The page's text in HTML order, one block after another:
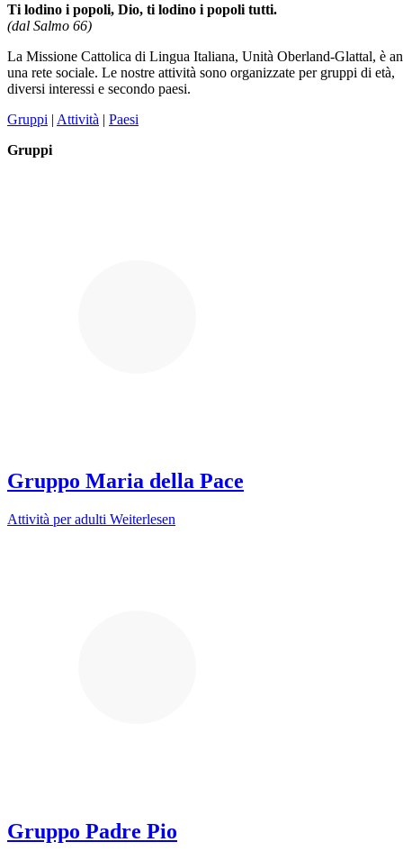
Ti lodino i popoli, Dio, ti lodino i popoli tutti.
(dal Salmo 66)
La Missione Cattolica di Lingua Italiana, Unità Oberland-Glattal, è
una rete sociale. Le nostre attività sono organizzate per gruppi di età,
diversi interessi e secondo paesi.
Gruppi | Attività | Paesi
Gruppi
Gruppo Maria della Pace
Attività per adulti Weiterlesen
Gruppo Padre Pio